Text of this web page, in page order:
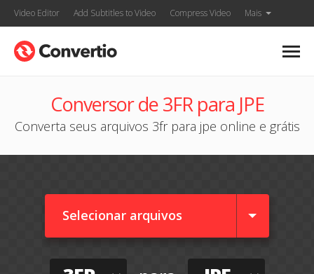
Video Editor Add Subtitles to Video Compress Video Mais
Conversor de 3FR para JPE
Converta seus arquivos 3fr para jpe online e grátis
Selecionar arquivos